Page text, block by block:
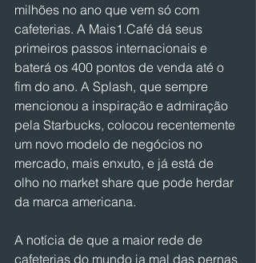
milhões no ano que vem só com
cafeterias. A Mais1.Café dá seus
primeiros passos internacionais e
baterá os 400 pontos de venda até o
fim do ano. A Splash, que sempre
mencionou a inspiração e admiração
pela Starbucks, colocou recentemente
um novo modelo de negócios no
mercado, mais enxuto, e já está de
olho no market share que pode herdar
da marca americana.
A notícia de que a maior rede de
cafeterias do mundo ia mal das pernas